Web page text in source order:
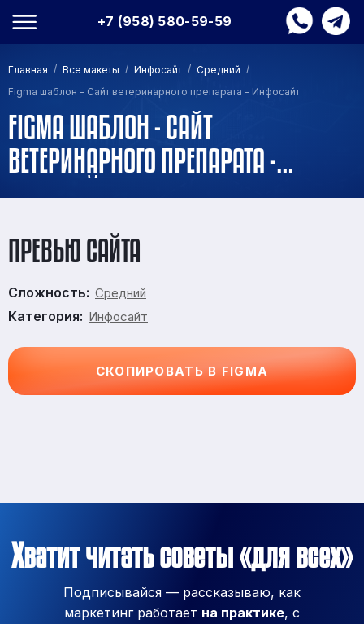
+7 (958) 580-59-59
Главная / Все макеты / Инфосайт / Средний /
Figma шаблон - Сайт ветеринарного препарата - Инфосайт
FIGMA ШАБЛОН - САЙТ
ВЕТЕРИНАРНОГО ПРЕПАРАТА -
ИНФОСАЙТ
ПРЕВЬЮ САЙТА
Сложность: Средний
Категория: Инфосайт
СКОПИРОВАТЬ В FIGMA
Хватит читать советы «для всех»
Подписывайся — рассказываю, как
маркетинг работает на практике, с